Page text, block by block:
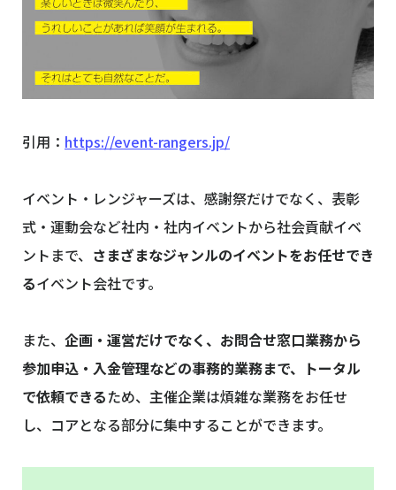
引用： https://event-rangers.jp/
イベント・レンジャーズは、感謝祭だけでなく、表彰
式・運動会など社内・社内イベントから社会貢献イベ
ントまで、 さまざまなジャンルのイベントをお任せでき
るイベント会社です。
また、 企画・運営だけでなく、お問合せ窓口業務から
参加申込・入金管理などの事務的業務まで、トータル
で依頼できるため、主催企業は煩雑な業務をお任せ
し、コアとなる部分に集中することができます。